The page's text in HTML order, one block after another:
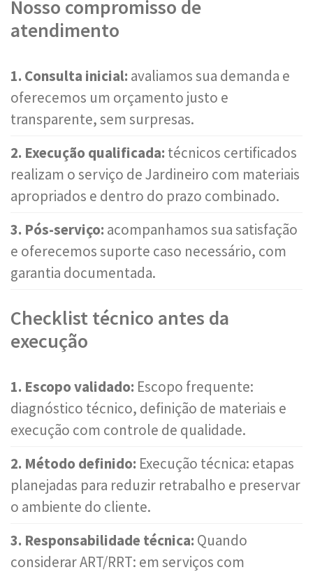
Nosso compromisso de
atendimento
1. Consulta inicial: avaliamos sua demanda e
oferecemos um orçamento justo e
transparente, sem surpresas.
2. Execução qualificada: técnicos certificados
realizam o serviço de Jardineiro com materiais
apropriados e dentro do prazo combinado.
3. Pós-serviço: acompanhamos sua satisfação
e oferecemos suporte caso necessário, com
garantia documentada.
Checklist técnico antes da
execução
1. Escopo validado: Escopo frequente:
diagnóstico técnico, definição de materiais e
execução com controle de qualidade.
2. Método definido: Execução técnica: etapas
planejadas para reduzir retrabalho e preservar
o ambiente do cliente.
3. Responsabilidade técnica: Quando
considerar ART/RRT: em serviços com